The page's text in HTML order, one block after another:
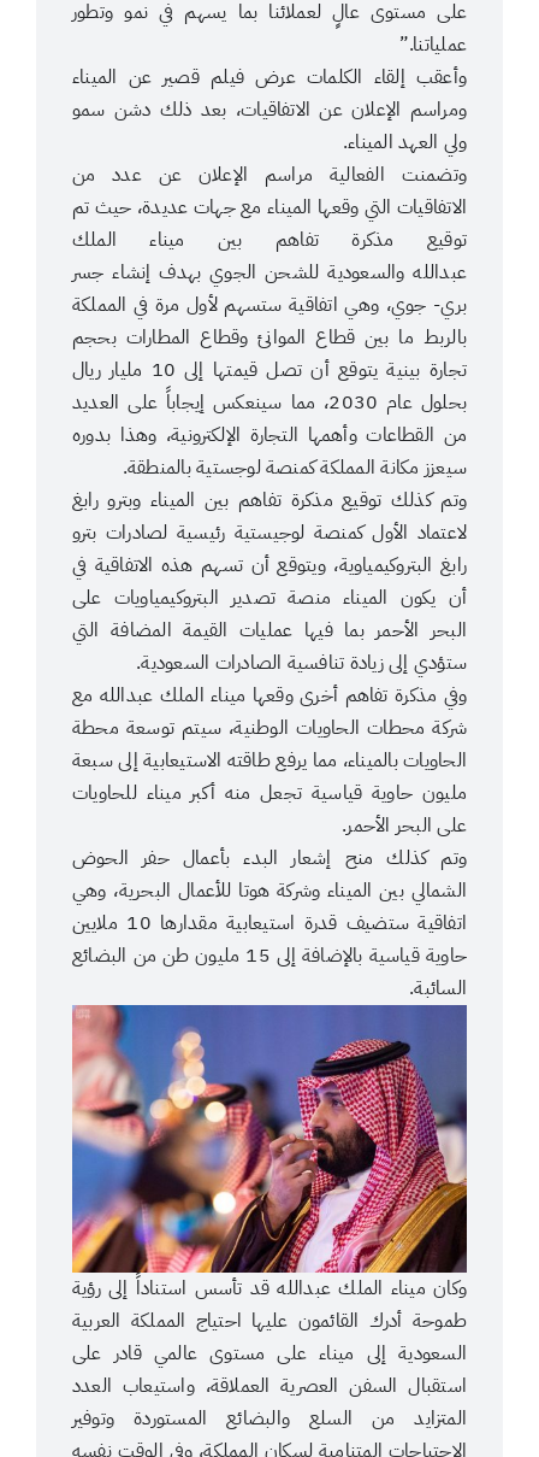
على مستوى عالٍ لعملائنا بما يسهم في نمو وتطور
عملياتنا.”
وأعقب إلقاء الكلمات عرض فيلم قصير عن الميناء
ومراسم الإعلان عن الاتفاقيات، بعد ذلك دشن سمو
ولي العهد الميناء.
وتضمنت الفعالية مراسم الإعلان عن عدد من
الاتفاقيات التي وقعها الميناء مع جهات عديدة، حيث تم
توقيع مذكرة تفاهم بين ميناء الملك
عبدالله والسعودية للشحن الجوي بهدف إنشاء جسر
بري- جوي، وهي اتفاقية ستسهم لأول مرة في المملكة
بالربط ما بين قطاع الموانئ وقطاع المطارات بحجم
تجارة بينية يتوقع أن تصل قيمتها إلى 10 مليار ريال
بحلول عام 2030، مما سينعكس إيجاباً على العديد
من القطاعات وأهمها التجارة الإلكترونية، وهذا بدوره
سيعزز مكانة المملكة كمنصة لوجستية بالمنطقة.
وتم كذلك توقيع مذكرة تفاهم بين الميناء وبترو رابغ
لاعتماد الأول كمنصة لوجيستية رئيسية لصادرات بترو
رابغ البتروكيمياوية، ويتوقع أن تسهم هذه الاتفاقية في
أن يكون الميناء منصة تصدير البتروكيمياويات على
البحر الأحمر بما فيها عمليات القيمة المضافة التي
ستؤدي إلى زيادة تنافسية الصادرات السعودية.
وفي مذكرة تفاهم أخرى وقعها ميناء الملك عبدالله مع
شركة محطات الحاويات الوطنية، سيتم توسعة محطة
الحاويات بالميناء، مما يرفع طاقته الاستيعابية إلى سبعة
مليون حاوية قياسية تجعل منه أكبر ميناء للحاويات
على البحر الأحمر.
وتم كذلك منح إشعار البدء بأعمال حفر الحوض
الشمالي بين الميناء وشركة هوتا للأعمال البحرية، وهي
اتفاقية ستضيف قدرة استيعابية مقدارها 10 ملايين
حاوية قياسية بالإضافة إلى 15 مليون طن من البضائع
السائبة.
وكان ميناء الملك عبدالله قد تأسس استناداً إلى رؤية
طموحة أدرك القائمون عليها احتياج المملكة العربية
السعودية إلى ميناء على مستوى عالمي قادر على
استقبال السفن العصرية العملاقة، واستيعاب العدد
المتزايد من السلع والبضائع المستوردة وتوفير
الاحتياجات المتنامية لسكان المملكة، وفي الوقت نفسه